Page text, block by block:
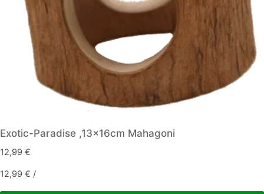
Produktseite
gewählt
werden
Exotic-Paradise ,13x16cm Mahagoni
12,99 €
12,99 € /